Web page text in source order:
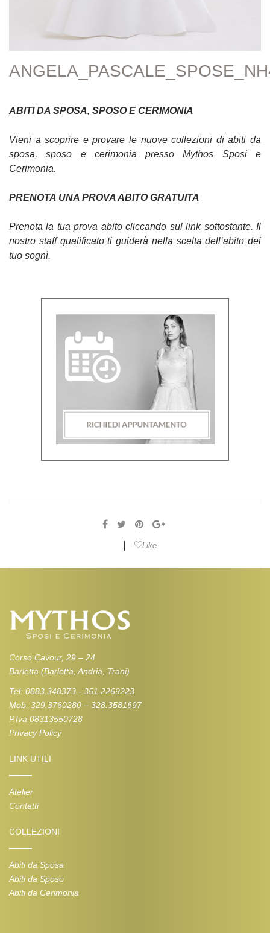
ABITI DA SPOSA, SPOSO E CERIMONIA
Vieni a scoprire e provare le nuove collezioni di abiti da
sposa, sposo e cerimonia presso Mythos Sposi e
Cerimonia.
PRENOTA UNA PROVA ABITO GRATUITA
Prenota la tua prova abito cliccando sul link sottostante. Il
nostro staff qualificato ti guiderà nella scelta dell’abito dei
tuo sogni.
Like
Corso Cavour, 29 – 24
Barletta (Barletta, Andria, Trani)
Tel: 0883.348373 - 351.2269223
Mob. 329.3760280 – 328.3581697
P.Iva 08313550728
Privacy Policy
LINK UTILI
Atelier
Contatti
COLLEZIONI
Abiti da Sposa
Abiti da Sposo
Abiti da Cerimonia